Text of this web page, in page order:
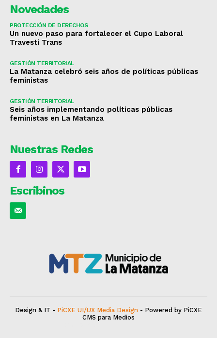
Novedades
PROTECCIÓN DE DERECHOS
Un nuevo paso para fortalecer el Cupo Laboral
Travesti Trans
GESTIÓN TERRITORIAL
La Matanza celebró seis años de políticas públicas
feministas
GESTIÓN TERRITORIAL
Seis años implementando políticas públicas
feministas en La Matanza
Nuestras Redes
Escribinos
Design & IT - PiCXE UI/UX Media Design - Powered by PiCXE
CMS para Medios